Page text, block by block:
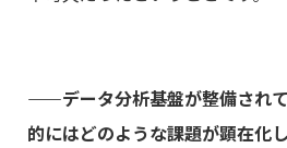
――データ分析基盤が整備され
的にはどのような課題が顕在化